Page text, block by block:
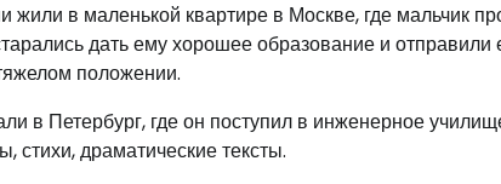
жили в маленькой квартире в Москве, где мальчик
дать ему хорошее образование и отправили
положении.
в Петербург, где он поступил в инженерное
стихи, драматические тексты.